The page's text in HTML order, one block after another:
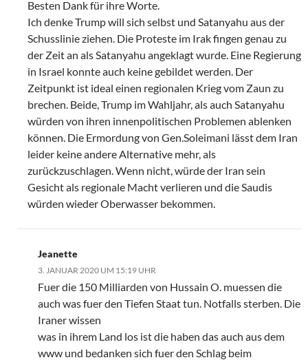
Besten Dank für ihre Worte.
Ich denke Trump will sich selbst und Satanyahu aus der
Schusslinie ziehen. Die Proteste im Irak fingen genau zu
der Zeit an als Satanyahu angeklagt wurde. Eine Regierung
in Israel konnte auch keine gebildet werden. Der
Zeitpunkt ist ideal einen regionalen Krieg vom Zaun zu
brechen. Beide, Trump im Wahljahr, als auch Satanyahu
würden von ihren innenpolitischen Problemen ablenken
können. Die Ermordung von Gen.Soleimani lässt dem Iran
leider keine andere Alternative mehr, als
zurückzuschlagen. Wenn nicht, würde der Iran sein
Gesicht als regionale Macht verlieren und die Saudis
würden wieder Oberwasser bekommen.
Jeanette
3. JANUAR 2020 UM 15:19 UHR
Fuer die 150 Milliarden von Hussain O. muessen die
auch was fuer den Tiefen Staat tun. Notfalls sterben. Die
Iraner wissen
was in ihrem Land los ist die haben das auch aus dem
www und bedanken sich fuer den Schlag beim